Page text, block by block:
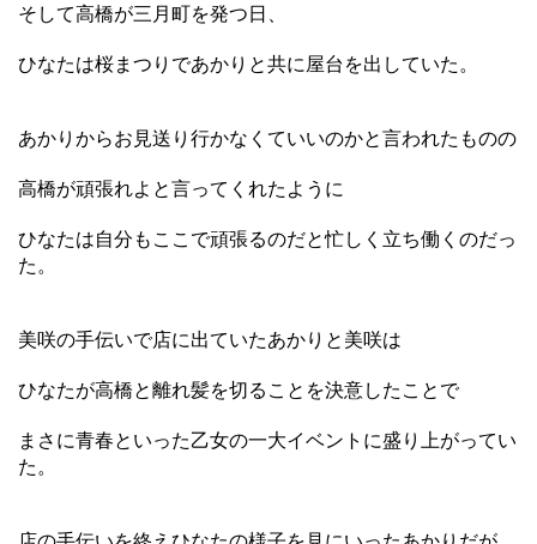
そして高橋が三月町を発つ日、
ひなたは桜まつりであかりと共に屋台を出していた。
あかりからお見送り行かなくていいのかと言われたものの
高橋が頑張れよと言ってくれたように
ひなたは自分もここで頑張るのだと忙しく立ち働くのだっ
た。
美咲の手伝いで店に出ていたあかりと美咲は
ひなたが高橋と離れ髪を切ることを決意したことで
まさに青春といった乙女の一大イベントに盛り上がってい
た。